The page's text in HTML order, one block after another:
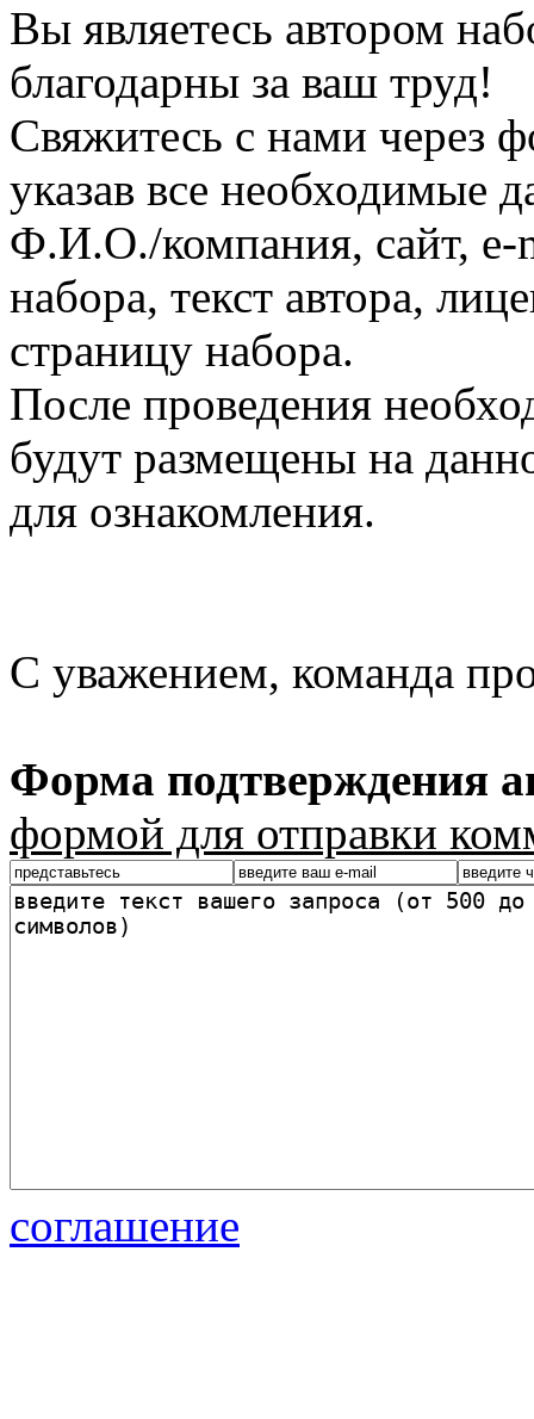
Вы являетесь автором
благодарны за ваш труд!
Свяжитесь с нами через
указав все необходимые
Ф.И.О./компания, сайт, e-
набора, текст автора,
страницу набора.
После проведения
будут размещены на
для ознакомления.
С уважением, команда
Форма подтверждения
формой для отправки
соглашение